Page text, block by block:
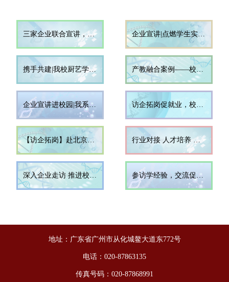
三家企业联合宣讲，共绘校企合作新篇章 企业宣讲|点燃学生实习热情，助力护理专业启航
携手共建|我校厨艺学院与广州华夏国际酒店校企合作实习实训基地正式授牌 产教融合案例——校企合作让“虚拟实训”升级为“实景演练”
企业宣讲进校园|我系两场就业宣讲会顺利举行
【访企拓岗】赴北京大学深圳医院考察实习岗位 行业对接 人才培养 校企合作 共谋发展
深入企业走访 推进校企合作 参访学经验，交流促成长--记赴广东省轻工业技师学院参观学习
地址：广东省广州市从化城鳌大道东772号
电话：020-87863135
传真号码：020-87868991